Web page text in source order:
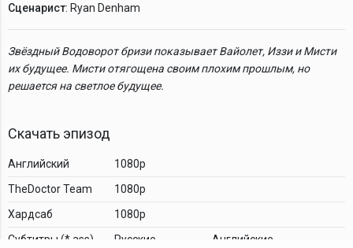
Сценарист: Ryan Denham
Звёздный Водоворот бризи показывает Вайолет, Иззи и Мисти
их будущее. Мисти отягощена своим плохим прошлым, но
решается на светлое будущее.
Скачать эпизод
Английский
1080p
TheDoctor Team
1080p
Хардсаб
1080p
Cубтитры (*.ass)
Русские Английские